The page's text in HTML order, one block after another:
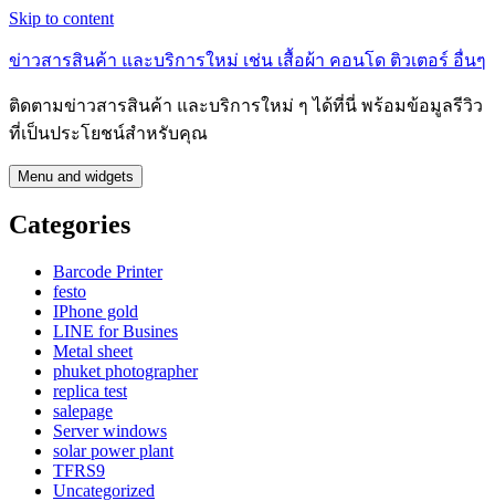
Skip to content
ข่าวสารสินค้า และบริการใหม่ เช่น เสื้อผ้า คอนโด ติวเตอร์ อื่นๆ
ติดตามข่าวสารสินค้า และบริการใหม่ ๆ ได้ที่นี่ พร้อมข้อมูลรีวิว
ที่เป็นประโยชน์สำหรับคุณ
Menu and widgets
Categories
Barcode Printer
festo
IPhone gold
LINE for Busines
Metal sheet
phuket photographer
replica test
salepage
Server windows
solar power plant
TFRS9
Uncategorized